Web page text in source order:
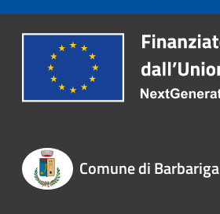
Comune di Barbariga